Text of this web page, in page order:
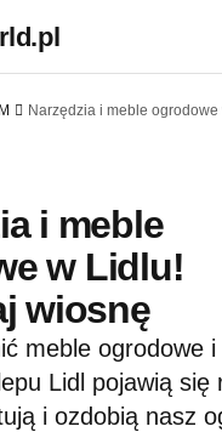
Narzędzia i meble
i meble
w Lidlu!
wiosnę
meble ogrodowe
Lidl pojawią się
i ozdobią nasz